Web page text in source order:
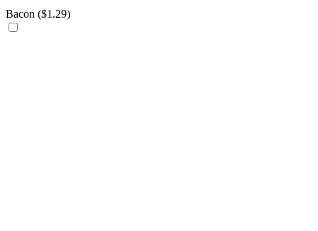
Bacon ($1.29)